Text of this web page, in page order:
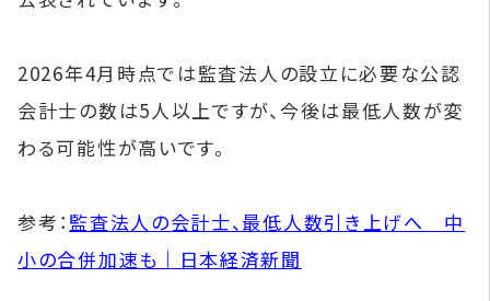
2026年4月時点では監査法人の設立に必要な公認
会計士の数は5人以上ですが、今後は最低人数が変
わる可能性が高いです。
参考： 監査法人の会計士、最低人数引き上げへ 中
小の合併加速も｜日本経済新聞